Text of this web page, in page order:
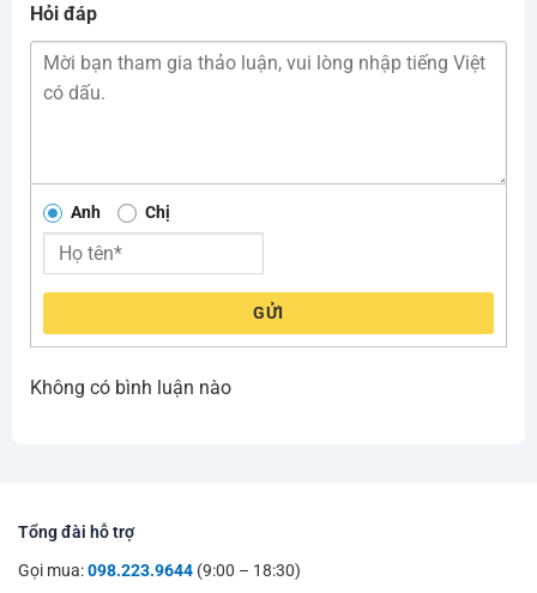
Hỏi đáp
Anh Chị
GỬI
Không có bình luận nào
Tổng đài hỗ trợ
Gọi mua:098.223.9644 (9:00 – 18:30)